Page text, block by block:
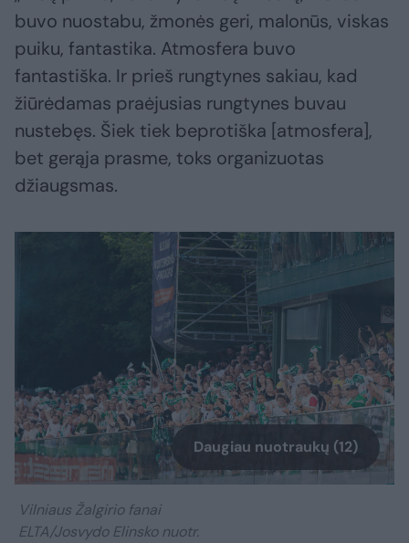
buvo nuostabu, žmonės geri, malonūs, viskas
puiku, fantastika. Atmosfera buvo
fantastiška. Ir prieš rungtynes sakiau, kad
žiūrėdamas praėjusias rungtynes buvau
nustebęs. Šiek tiek beprotiška [atmosfera],
bet gerąja prasme, toks organizuotas
džiaugsmas.
Daugiau nuotraukų (12)
Vilniaus Žalgirio fanai
ELTA/Josvydo Elinsko nuotr.